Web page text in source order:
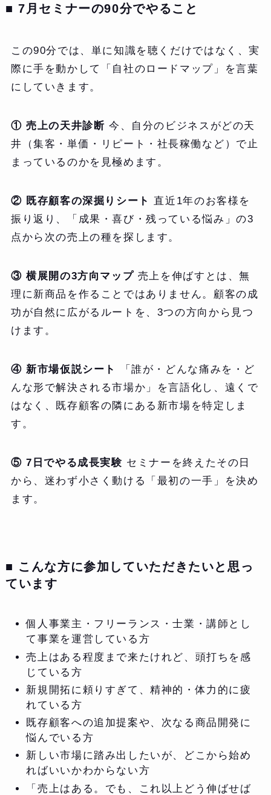
■ 7月セミナーの90分でやること
この90分では、単に知識を聴くだけではなく、実
際に手を動かして「自社のロードマップ」を言葉
にしていきます。
① 売上の天井診断 今、自分のビジネスがどの天
井（集客・単価・リピート・社長稼働など）で止
まっているのかを見極めます。
② 既存顧客の深掘りシート
直近1年のお客様を
振り返り、「成果・喜び・残っている悩み」の3
点から次の売上の種を探します。
③ 横展開の3方向マップ 売上を伸ばすとは、無
理に新商品を作ることではありません。顧客の成
功が自然に広がるルートを、3つの方向から見つ
けます。
④ 新市場仮説シート
「誰が・どんな痛みを・ど
んな形で解決される市場か」を言語化し、遠くで
はなく、既存顧客の隣にある新市場を特定しま
す。
⑤ 7日でやる成長実験 セミナーを終えたその日
から、迷わず小さく動ける「最初の一手」を決め
ます。
■ こんな方に参加していただきたいと思っ
ています
個人事業主・フリーランス・士業・講師とし
て事業を運営している方
売上はある程度まで来たけれど、頭打ちを感
じている方
新規開拓に頼りすぎて、精神的・体力的に疲
れている方
既存顧客への追加提案や、次なる商品開発に
悩んでいる方
新しい市場に踏み出したいが、どこから始め
ればいいかわからない方
「売上はある。でも、これ以上どう伸ばせば